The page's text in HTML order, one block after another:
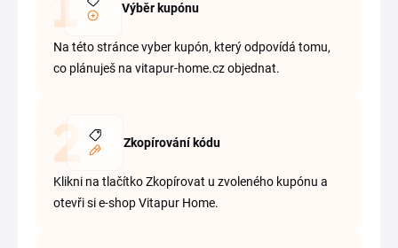
Výběr kupónu
Na této stránce vyber kupón, který odpovídá tomu,
co plánuješ na vitapur-home.cz objednat.
Zkopírování kódu
Klikni na tlačítko Zkopírovat u zvoleného kupónu a
otevři si e-shop Vitapur Home.